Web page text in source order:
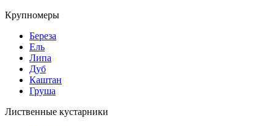
Крупномеры
Береза
Ель
Липа
Дуб
Каштан
Груша
Лиственные кустарники